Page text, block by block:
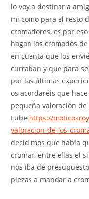
lo voy a destinar a
mi como para el resto
cromadores, es por
hagan los cromados
en cuenta que los
curraban y que para
por las últimas
os acordaréis que
pequeña valoración de
Lube https://
valoracion-de-los-
decidimos que había
cromar, entre ellas el
nos iba de
piezas a mandar a